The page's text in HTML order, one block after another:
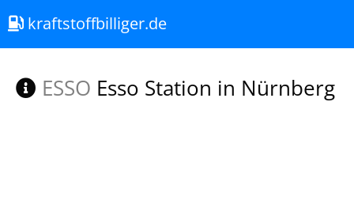
kraftstoffbilliger.de
ESSO Esso Station in Nürnberg